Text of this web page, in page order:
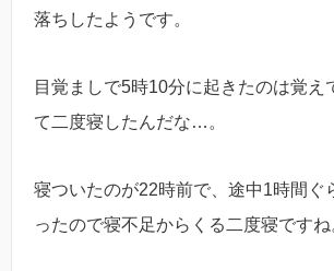
落ちしたようです。
目覚ましで5時10分に起きたのは覚え
て二度寝したんだな…。
寝ついたのが22時前で、途中1時間ぐ
ったので寝不足からくる二度寝ですね